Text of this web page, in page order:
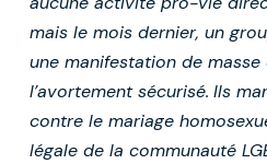
mais le mois dernier, un
une manifestation de
l’avortement sécurisé. Ils
contre le mariage
légale de la communauté